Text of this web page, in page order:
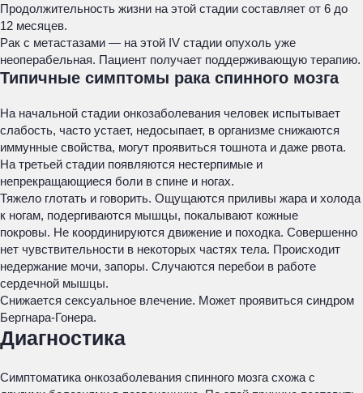
Продолжительность жизни на этой стадии составляет от 6 до
12 месяцев.
Рак с метастазами — на этой IV стадии опухоль уже
неоперабельная. Пациент получает поддерживающую терапию.
Типичные симптомы рака спинного мозга
На начальной стадии онкозаболевания человек испытывает
слабость, часто устает, недосыпает, в организме снижаются
иммунные свойства, могут проявиться тошнота и даже рвота.
На третьей стадии появляются нестерпимые и
непрекращающиеся боли в спине и ногах.
Тяжело глотать и говорить. Ощущаются приливы жара и холода
к ногам, подергиваются мышцы, покалывают кожные
покровы. Не координируются движение и походка. Совершенно
нет чувствительности в некоторых частях тела. Происходит
недержание мочи, запоры. Случаются перебои в работе
сердечной мышцы.
Снижается сексуальное влечение. Может проявиться синдром
Бергнара-Гонера.
Диагностика
Симптоматика онкозаболевания спинного мозга схожа с